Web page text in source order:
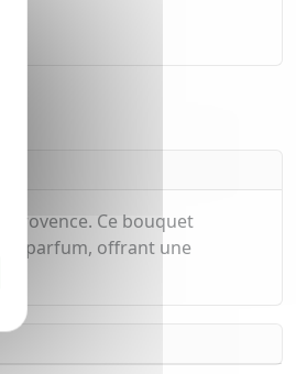
Provence. Ce bouquet
le parfum, offrant une